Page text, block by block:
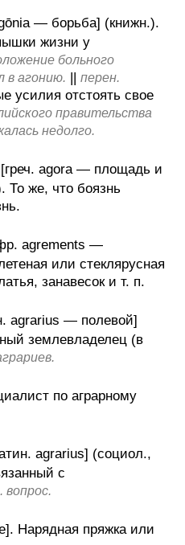
— борьба] (книжн.).
жизни у
больного
в агонию.
перен.
усилия отстоять свое
правительства
недолго.
[греч. agora — площадь и
То же, что боязнь
agrements —
или стеклярусная
занавесок и т. п.
agrarius — полевой]
землевладелец (в
по аграрному
agrarius] (социол.,
с
вопрос.
Нарядная пряжка или